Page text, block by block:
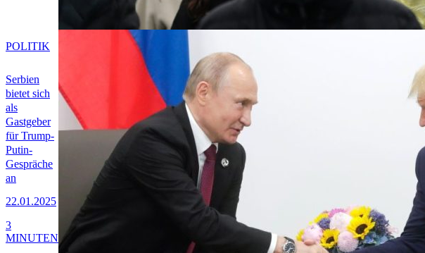
Serbien
bietet sich
als
Gastgeber
für Trump-
Putin-
Gespräche
an
22.01.2025
POLITIK
3
MINUTEN